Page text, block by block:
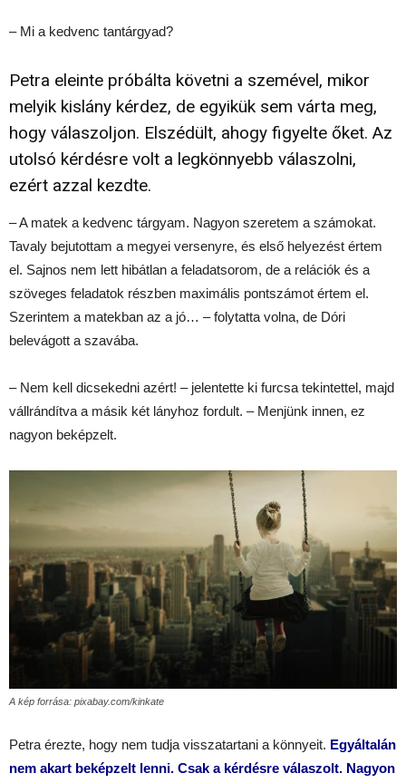
– Mi a kedvenc tantárgyad?
Petra eleinte próbálta követni a szemével, mikor
melyik kislány kérdez, de egyikük sem várta meg,
hogy válaszoljon. Elszédült, ahogy figyelte őket. Az
utolsó kérdésre volt a legkönnyebb válaszolni,
ezért azzal kezdte.
– A matek a kedvenc tárgyam. Nagyon szeretem a számokat.
Tavaly bejutottam a megyei versenyre, és első helyezést értem
el. Sajnos nem lett hibátlan a feladatsorom, de a relációk és a
szöveges feladatok részben maximális pontszámot értem el.
Szerintem a matekban az a jó… – folytatta volna, de Dóri
belevágott a szavába.
– Nem kell dicsekedni azért! – jelentette ki furcsa tekintettel, majd
vállrándítva a másik két lányhoz fordult. – Menjünk innen, ez
nagyon beképzelt.
A kép forrása: pixabay.com/kinkate
Petra érezte, hogy nem tudja visszatartani a könnyeit. Egyáltalán
nem akart beképzelt lenni. Csak a kérdésre válaszolt. Nagyon